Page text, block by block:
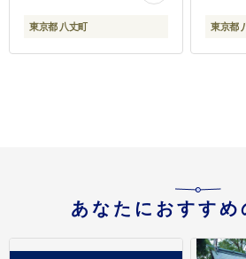
東京都 八丈町 東京都
あなたにおすすめ